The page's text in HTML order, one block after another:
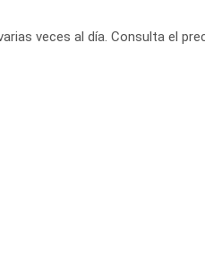
veces al día. Consulta el